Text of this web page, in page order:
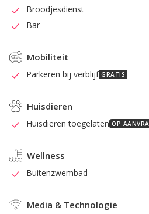
Broodjesdienst
Bar
Mobiliteit
Parkeren bij verblijf GRATIS
Huisdieren
Huisdieren toegelaten OP
Wellness
Buitenzwembad
Media & Technologie